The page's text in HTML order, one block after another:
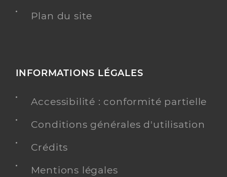
Plan du site
INFORMATIONS LÉGALES
Accessibilité : conformité partielle
Conditions générales d'utilisation
Crédits
Mentions légales